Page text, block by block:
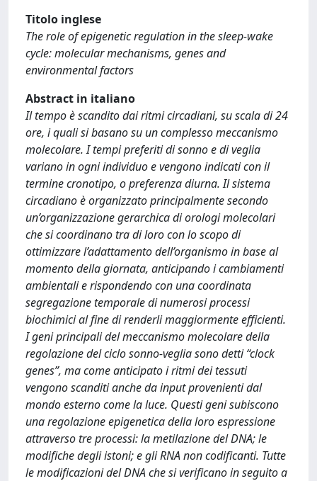
Titolo inglese
The role of epigenetic regulation in the sleep-wake
cycle: molecular mechanisms, genes and
environmental factors
Abstract in italiano
Il tempo è scandito dai ritmi circadiani, su scala di 24
ore, i quali si basano su un complesso meccanismo
molecolare. I tempi preferiti di sonno e di veglia
variano in ogni individuo e vengono indicati con il
termine cronotipo, o preferenza diurna. Il sistema
circadiano è organizzato principalmente secondo
un’organizzazione gerarchica di orologi molecolari
che si coordinano tra di loro con lo scopo di
ottimizzare l’adattamento dell’organismo in base al
momento della giornata, anticipando i cambiamenti
ambientali e rispondendo con una coordinata
segregazione temporale di numerosi processi
biochimici al fine di renderli maggiormente efficienti.
I geni principali del meccanismo molecolare della
regolazione del ciclo sonno-veglia sono detti “clock
genes”, ma come anticipato i ritmi dei tessuti
vengono scanditi anche da input provenienti dal
mondo esterno come la luce. Questi geni subiscono
una regolazione epigenetica della loro espressione
attraverso tre processi: la metilazione del DNA; le
modifiche degli istoni; e gli RNA non codificanti. Tutte
le modificazioni del DNA che si verificano in seguito a